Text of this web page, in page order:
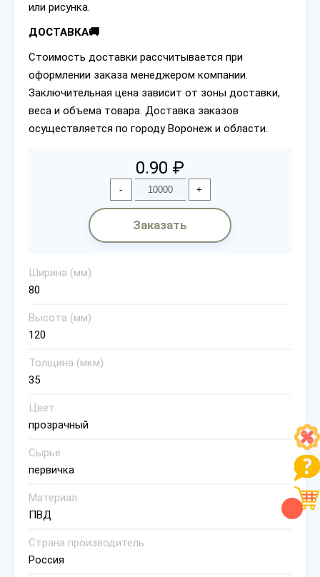
или рисунка.
ДОСТАВКА🚚
Стоимость доставки рассчитывается при
оформлении заказа менеджером компании.
Заключительная цена зависит от зоны доставки,
веса и объема товара. Доставка заказов
осуществляется по городу Воронеж и области.
0.90 ₽
- +
Заказать
Ширина (мм)
80
Высота (мм)
120
Толщина (мкм)
35
Цвет
прозрачный
Сырье
первичка
Материал
ПВД
Страна производитель
Россия